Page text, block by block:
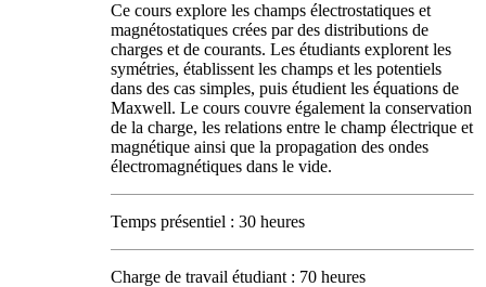
Ce cours explore les champs électrostatiques et
magnétostatiques crées par des distributions de
charges et de courants. Les étudiants explorent les
symétries, établissent les champs et les potentiels
dans des cas simples, puis étudient les équations de
Maxwell. Le cours couvre également la conservation
de la charge, les relations entre le champ électrique et
magnétique ainsi que la propagation des ondes
électromagnétiques dans le vide.
Temps présentiel : 30 heures
Charge de travail étudiant : 70 heures